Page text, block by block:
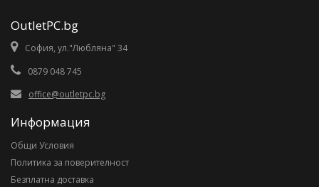
OutletPC.bg
София, ул."Любляна" 34
0879 048 745
office@outletpc.bg
Информация
Общи Условия
Политика за поверителност
Безплатна доставка